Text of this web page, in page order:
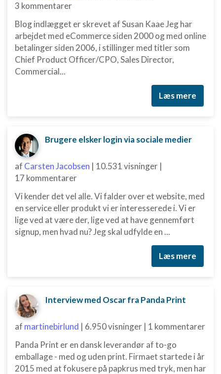
3 kommentarer
Blog indlægget er skrevet af Susan Kaae Jeg har
arbejdet med eCommerce siden 2000 og med online
betalinger siden 2006, i stillinger med titler som
Chief Product Officer/CPO, Sales Director,
Commercial...
Læs mere
Brugere elsker login via sociale medier
af Carsten Jacobsen | 10.531 visninger |
17 kommentarer
Vi kender det vel alle. Vi falder over et website, med
en service eller produkt vi er interesserede i. Vi er
lige ved at være der, lige ved at have gennemført
signup, men hvad nu? Jeg skal udfylde en ...
Læs mere
Interview med Oscar fra Panda Print
af martinebirlund | 6.950 visninger | 1 kommentarer
Panda Print er en dansk leverandør af to-go
emballage - med og uden print. Firmaet startede i år
2015 med at fokusere på papkrus med tryk, men har